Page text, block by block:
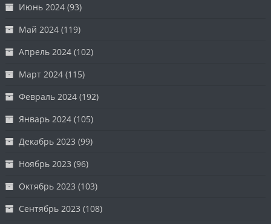
Июнь 2024 (93)
Май 2024 (119)
Апрель 2024 (102)
Март 2024 (115)
Февраль 2024 (192)
Январь 2024 (105)
Декабрь 2023 (99)
Ноябрь 2023 (96)
Октябрь 2023 (103)
Сентябрь 2023 (108)